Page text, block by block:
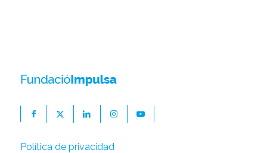
Política de privacidad